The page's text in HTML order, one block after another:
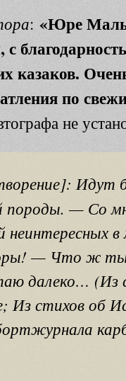
: «Юре
казаков.
по
не
Идут
породы. — Со
— Что ж
далеко… (Из
Из стихов об